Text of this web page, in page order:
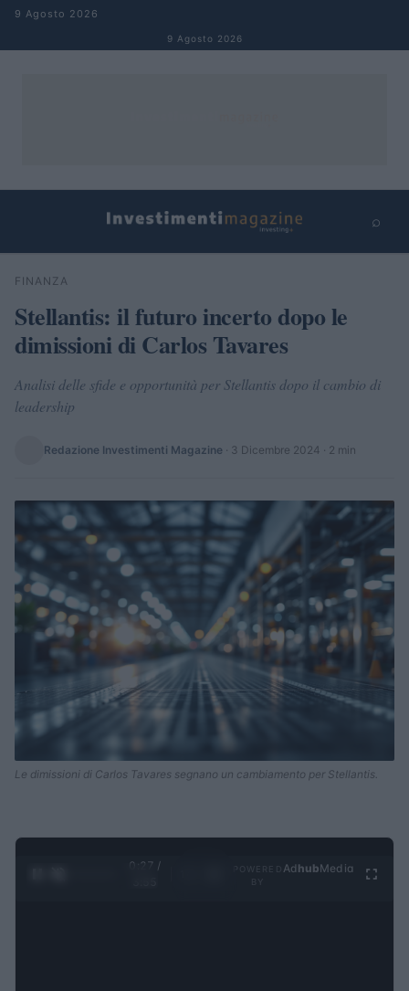
Salta al contenuto
9 Agosto 2026
9 Agosto 2026
⌕
Cerca
FINANZA
Stellantis: il futuro incerto dopo le
dimissioni di Carlos Tavares
Analisi delle sfide e opportunità per Stellantis dopo il cambio di
leadership
Redazione Investimenti Magazine · 3 Dicembre 2024 · 2 min
Le dimissioni di Carlos Tavares segnano un cambiamento per Stellantis.
0:28 /
Ad hubMedia